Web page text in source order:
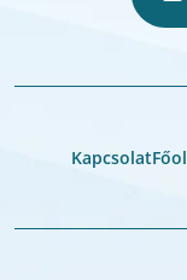
Kapcsolat